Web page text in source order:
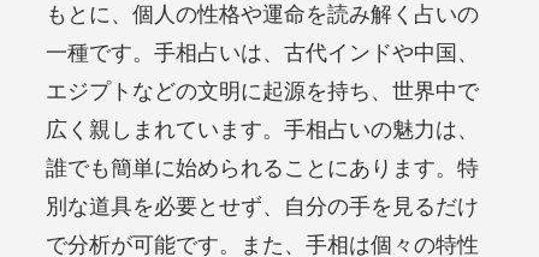
もとに、個人の性格や運命を読み解く占いの
一種です。手相占いは、古代インドや中国、
エジプトなどの文明に起源を持ち、世界中で
広く親しまれています。手相占いの魅力は、
誰でも簡単に始められることにあります。特
別な道具を必要とせず、自分の手を見るだけ
で分析が可能です。また、手相は個々の特性